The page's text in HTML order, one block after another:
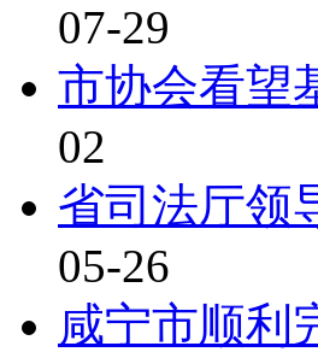
07-29
市协会看望
02
省司法厅领
05-26
咸宁市顺利